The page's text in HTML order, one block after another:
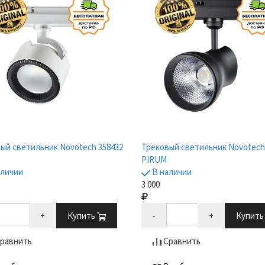
светильник Novotech 358432
+ Купить
Трековый светильник Novotech
PIRUM
В наличии
3 000
- + Купить
Сравнить